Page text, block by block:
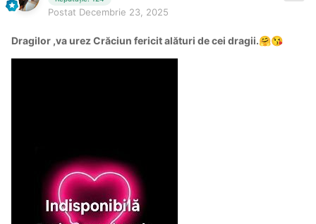
Postat Decembrie 23, 2025
Dragilor ,va urez Crăciun fericit alături de cei dragii.🤗😘